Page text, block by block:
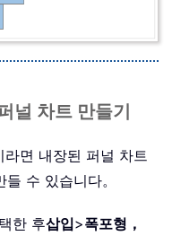
널 차트 만들기
면 내장된 퍼널 차트
수 있습니다。
한 후삽입>폭포형，